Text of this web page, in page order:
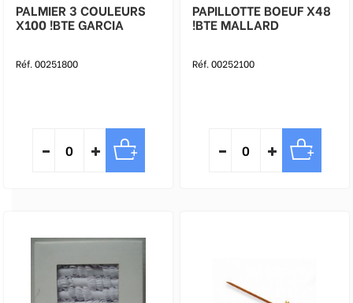
PALMIER 3 COULEURS
X100 !BTE GARCIA
Réf. 00251800
PAPILLOTTE BOEUF X48
!BTE MALLARD
Réf. 00252100